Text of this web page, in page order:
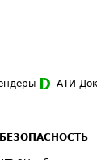
АТИ-
БЕЗОПАСНОСТЬ